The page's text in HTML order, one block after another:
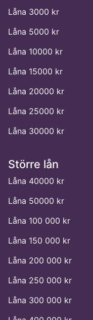
Låna 3000 kr
Låna 5000 kr
Låna 10000 kr
Låna 15000 kr
Låna 20000 kr
Låna 25000 kr
Låna 30000 kr
Större lån
Låna 40000 kr
Låna 50000 kr
Låna 100 000 kr
Låna 150 000 kr
Låna 200 000 kr
Låna 250 000 kr
Låna 300 000 kr